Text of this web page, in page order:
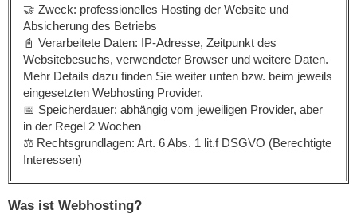
🤝 Zweck: professionelles Hosting der Website und
Absicherung des Betriebs
📓 Verarbeitete Daten: IP-Adresse, Zeitpunkt des
Websitebesuchs, verwendeter Browser und weitere Daten.
Mehr Details dazu finden Sie weiter unten bzw. beim jeweils
eingesetzten Webhosting Provider.
📅 Speicherdauer: abhängig vom jeweiligen Provider, aber
in der Regel 2 Wochen
⚖️ Rechtsgrundlagen: Art. 6 Abs. 1 lit.f DSGVO (Berechtigte
Interessen)
Was ist Webhosting?